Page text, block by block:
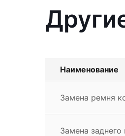
Наименование
Замена ремня
Замена